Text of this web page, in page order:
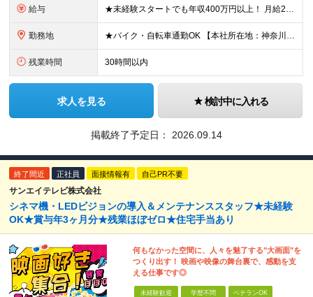
給与 ★未経験スタートでも年収400万円以上！ 月給27万円＋賞与年2回＋交通費＋各種手当 ※経験・能力を考慮の上、決定します ※1日あたり実働7.5時間を超え、8時間までの法定内残業手当0.5時間×20
勤務地 ★バイク・自転車通勤OK 【本社所在地：神奈川】 神奈川県川崎市川崎区日ノ出1-16-21 ※（変更の範囲）上記を除く当社関連勤務地 【出張も仕事の楽しみの1つ！？】 向上心のある社員は、メンテ
残業時間 30時間以内
求人を見る 検討中に入れる
掲載終了予定日： 2026.09.14
終了間近 正社員 面接情報有 自己PR不要
サンエイテレビ株式会社
シネマ機・LEDビジョンの導入＆メンテナンススタッフ★未経験
OK★賞与年3ヶ月分★残業ほぼゼロ★住宅手当あり
何もなかった空間に、人々を魅了する"大画面"を
つくり出す！ 映画や映像の舞台裏で、感動を支
える仕事です◎
未経験歓迎 学歴不問 ベテランOK